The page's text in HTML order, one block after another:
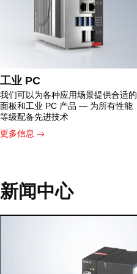
工业 PC
我们可以为各种应用场景提供合适的
面板和工业 PC 产品 — 为所有性能
等级配备先进技术
更多信息
新闻中心